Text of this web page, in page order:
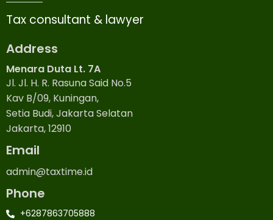
Tax consultant & lawyer
Address
Menara Duta Lt. 7A
Jl. Jl. H. R. Rasuna Said No.5
Kav B/09, Kuningan,
Setia Budi, Jakarta Selatan
Jakarta, 12910
Email
admin@taxtime.id
Phone
+6287863705888